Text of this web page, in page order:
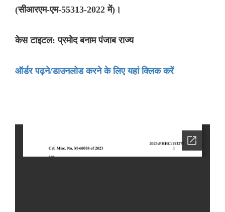
(सीआरएम-एम-55313-2022 में)।
केस टाइटल: प्रमोद बनाम पंजाब राज्य
ऑर्डर पढ़ने/डाउनलोड करने के लिए यहां क्लिक करें